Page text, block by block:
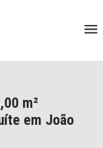
m²
em João